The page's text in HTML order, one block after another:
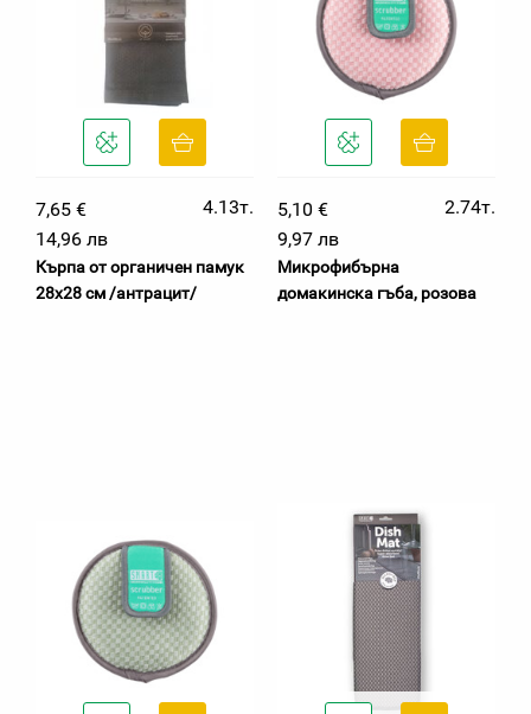
7,65 €
4.13т.
14,96 лв
Кърпа от органичен памук
28х28 см /антрацит/
5,10 €
2.74т.
9,97 лв
Микрофибърна
домакинска гъба, розова